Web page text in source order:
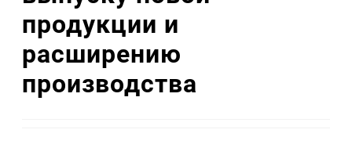
продукции и
расширению
производства